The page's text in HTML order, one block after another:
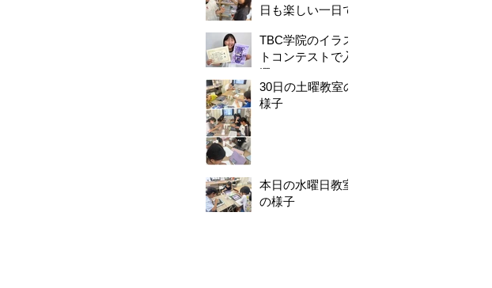
日も楽しい一日で
TBC学院のイラス
トコンテストで入
選！
30日の土曜教室の
様子
本日の水曜日教室
の様子